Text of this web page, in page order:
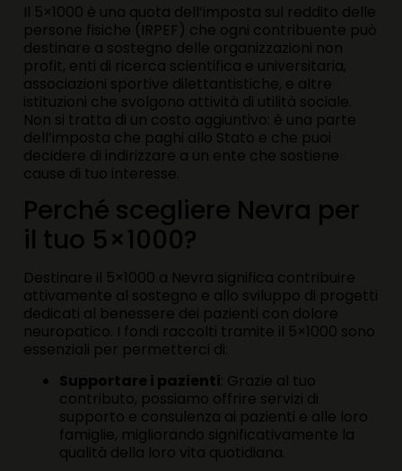
Il 5×1000 è una quota dell’imposta sul reddito delle
persone fisiche (IRPEF) che ogni contribuente può
destinare a sostegno delle organizzazioni non
profit, enti di ricerca scientifica e universitaria,
associazioni sportive dilettantistiche, e altre
istituzioni che svolgono attività di utilità sociale.
Non si tratta di un costo aggiuntivo: è una parte
dell’imposta che paghi allo Stato e che puoi
decidere di indirizzare a un ente che sostiene
cause di tuo interesse.
Perché scegliere Nevra per
il tuo 5×1000?
Destinare il 5×1000 a Nevra significa contribuire
attivamente al sostegno e allo sviluppo di progetti
dedicati al benessere dei pazienti con dolore
neuropatico. I fondi raccolti tramite il 5×1000 sono
essenziali per permetterci di:
Supportare i pazienti: Grazie al tuo
contributo, possiamo offrire servizi di
supporto e consulenza ai pazienti e alle loro
famiglie, migliorando significativamente la
qualità della loro vita quotidiana.